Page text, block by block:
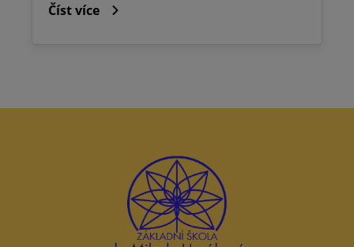
Číst více